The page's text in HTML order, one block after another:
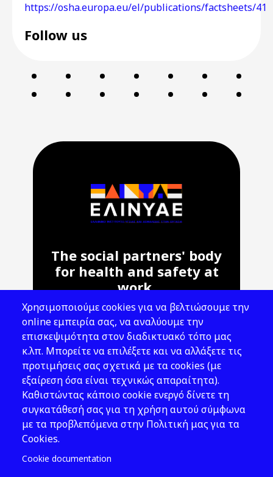
https://osha.europa.eu/el/publications/factsheets/41
Follow us
The social partners' body
for health and safety at
work.
Address: 143 Liosion & 6 Thirsiou, 104
45, Athens
T: 210 82 00 100
e: info@elinyae.gr
Follow Us
Χρησιμοποιούμε cookies για να βελτιώσουμε την
online εμπειρία σας, να αναλύουμε την
επισκεψιμότητα στον διαδικτυακό τόπο μας
κ.λπ. Μπορείτε να επιλέξετε και να αλλάξετε τις
προτιμήσεις σας σχετικά με τα cookies (με
εξαίρεση όσα είναι τεχνικώς απαραίτητα).
Καθιστώντας κάποιο cookie ενεργό δίνετε τη
συγκατάθεσή σας για τη χρήση αυτού σύμφωνα
με τα προβλεπόμενα στην Πολιτική μας για τα
Cookies.
Cookie documentation